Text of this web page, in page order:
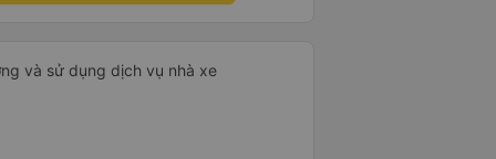
và sử dụng dịch vụ nhà xe